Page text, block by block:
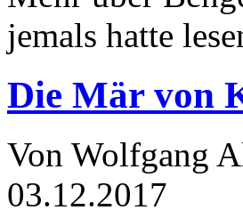
jemals hatte
Die Mär von
Von Wolfgang
03.12.2017